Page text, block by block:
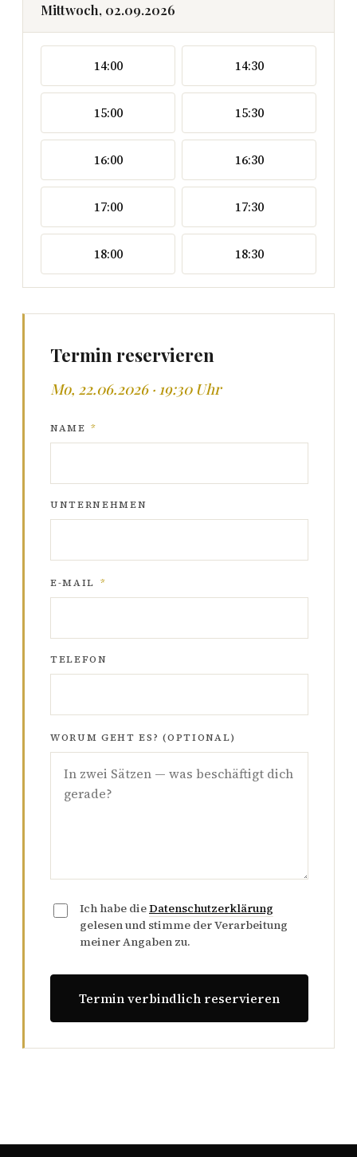
Mittwoch, 02.09.2026
14:00 14:30
15:00 15:30
16:00 16:30
17:00 17:30
18:00 18:30
Termin reservieren
Mo, 22.06.2026 · 19:30 Uhr
NAME *
UNTERNEHMEN
E-MAIL *
TELEFON
WORUM GEHT ES? (OPTIONAL)
Ich habe dieDatenschutzerklärung
gelesen und stimme der Verarbeitung
meiner Angaben zu.
Termin verbindlich reservieren